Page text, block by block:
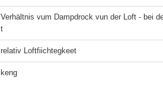
Verhältnis vum Dampdrock vun der Loft - bei
t
relativ Loftfiichtegkeet
keng